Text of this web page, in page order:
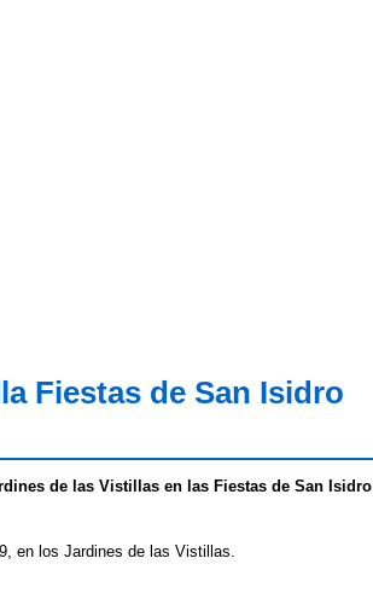
Fiestas de San Isidro
de las Vistillas en las Fiestas de San Isidro
en los Jardines de las Vistillas.